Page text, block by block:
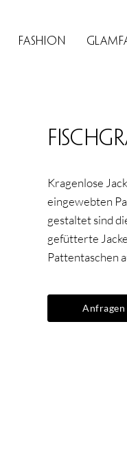
Fashion
Kragenlose
eingewebten
gestaltet sind
gefütterte
Pattentaschen
Anfragen